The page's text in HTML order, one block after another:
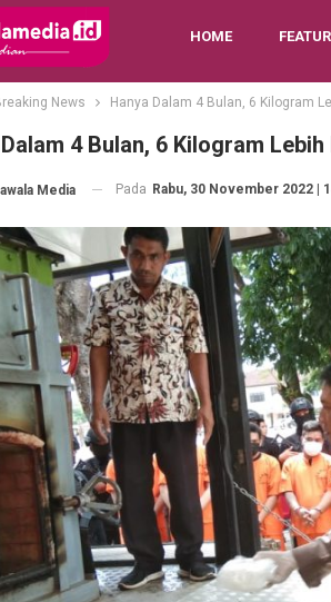
HOME
News Hanya Dalam 4 Bulan, 6 Kilogram
4 Bulan, 6 Kilogram
Media Pada Rabu, 30 November 2022 |